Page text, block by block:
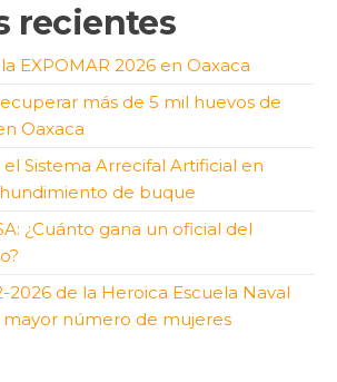
recientes
EXPOMAR 2026 en Oaxaca
más de 5 mil huevos de
Oaxaca
Sistema Arrecifal Artificial en
de buque
¿Cuánto gana un oficial del
2026 de la Heroica Escuela Naval
mayor número de mujeres